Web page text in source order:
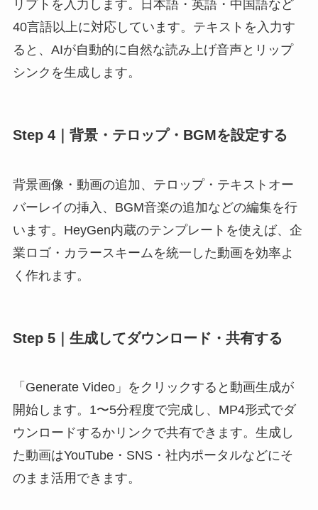
リプトを入力します。日本語・英語・中国語など
40言語以上に対応しています。テキストを入力す
ると、AIが自動的に自然な読み上げ音声とリップ
シンクを生成します。
Step 4｜背景・テロップ・BGMを設定する
背景画像・動画の追加、テロップ・テキストオー
バーレイの挿入、BGM音楽の追加などの編集を行
います。HeyGen内蔵のテンプレートを使えば、企
業ロゴ・カラースキームを統一した動画を効率よ
く作れます。
Step 5｜生成してダウンロード・共有する
「Generate Video」をクリックすると動画生成が
開始します。1〜5分程度で完成し、MP4形式でダ
ウンロードするかリンクで共有できます。生成し
た動画はYouTube・SNS・社内ポータルなどにそ
のまま活用できます。